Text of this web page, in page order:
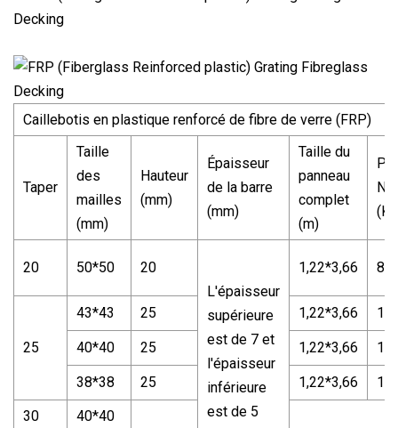
Caillebotis en plastique renforcé de fibre de verre (FRP)
Taper
Taille
des
mailles
(mm)
Hauteur
(mm)
Épaisseur
de la barre
(mm)
Taille du
panneau
complet
(m)
Net
20 50*50
20
L'épaisseur
supérieure
est de 7 et
l'épaisseur
inférieure
est de 5
1,22*3,66 8
25
43*43 25 1,22*3,66 11
40*40 25 1,22*3,66 11
38*38 25 1,22*3,66
12
30
40*40